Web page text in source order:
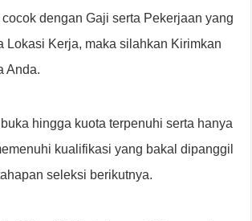
dengan Gaji serta Pekerjaan yang
Lokasi Kerja, maka silahkan Kirimkan
Anda.
hingga kuota terpenuhi serta hanya
kualifikasi yang bakal dipanggil
seleksi berikutnya.